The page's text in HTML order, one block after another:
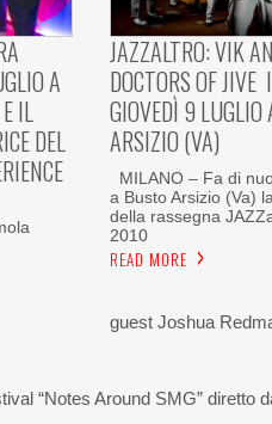
A
IL
DEL
JAZZALTRO: VIK
DOCTORS OF JIVE
GIOVEDÌ 9 LUGLIO
ARSIZIO (VA)
MILANO – Fa di
a Busto Arsizio (Va)
della rassegna
2010
READ MORE
guest Joshua
“Notes Around SMG” diretto